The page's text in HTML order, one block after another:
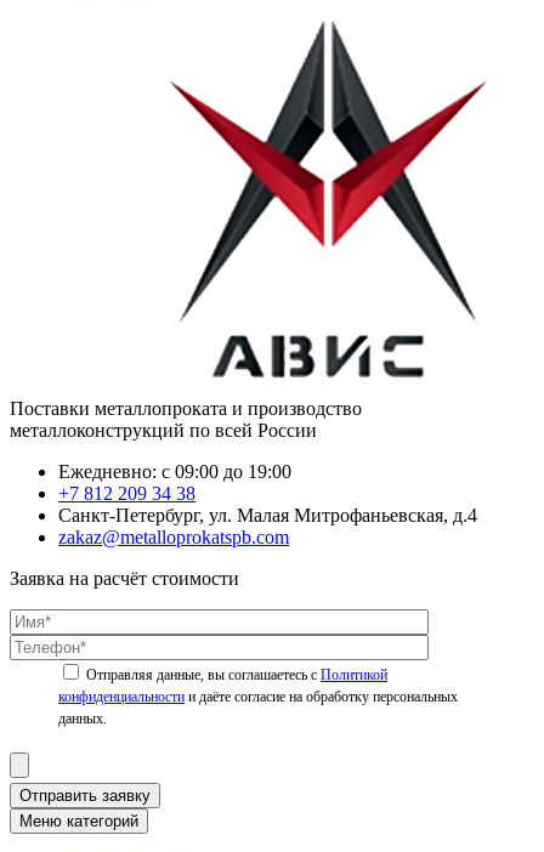
Поставки металлопроката и производство
металлоконструкций по всей России
Ежедневно: с 09:00 до 19:00
+7 812 209 34 38
Санкт-Петербург, ул. Малая Митрофаньевская, д.4
zakaz@metalloprokatspb.com
Заявка на расчёт стоимости
Политикой
конфиденциальности
Отправить заявку
Меню категорий